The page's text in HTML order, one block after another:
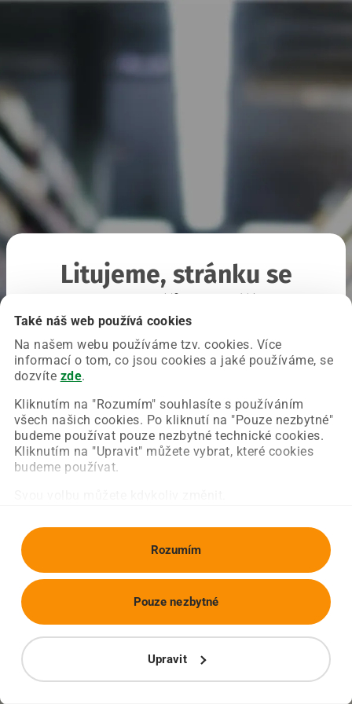
Také náš web používá cookies
Na našem webu používáme tzv. cookies. Více
informací o tom, co jsou cookies a jaké používáme, se
dozvíte zde.
Kliknutím na "Rozumím" souhlasíte s používáním
všech našich cookies. Po kliknutí na "Pouze nezbytné"
budeme používat pouze nezbytné technické cookies.
Kliknutím na "Upravit" můžete vybrat, které cookies
budeme používat.
Rozumím
Upravit
Pouze nezbytné
Litujeme, stránku se
Chyba nastala na naší straně a už ji opravujeme.
Zkuste prosím znovu načíst požadovanou stránku.
Obnovit stránku Úvodní strana